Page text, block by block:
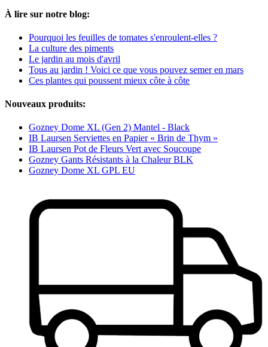
À lire sur notre blog:
Pourquoi les feuilles de tomates s'enroulent-elles ?
La culture des piments
Le jardin au mois d'avril
Tous au jardin ! Voici ce que vous pouvez semer en mars
Ces plantes qui poussent mieux côte à côte
Nouveaux produits:
Gozney Dome XL (Gen 2) Mantel - Black
IB Laursen Serviettes en Papier « Brin de Thym »
IB Laursen Pot de Fleurs Vert avec Soucoupe
Gozney Gants Résistants à la Chaleur BLK
Gozney Dome XL GPL EU